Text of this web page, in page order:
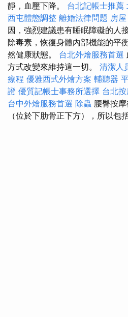
靜，血壓下降。 台北記帳士推薦
西屯體態調整 離婚法律問題 房
因，強烈建議患有睡眠障礙的人
除毒素，恢復身體內部機能的平
然健康狀態。 台北外燴服務首選
方式改變來維持這一切。 清潔人
療程 優雅西式外燴方案 輔聽器
證 優質記帳士事務所選擇 台北
台中外燴服務首選 除蟲 腰臀按
（位於下肋骨正下方），所以包